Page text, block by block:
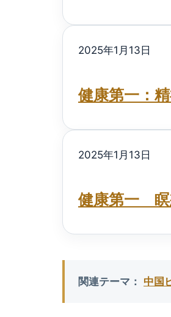
2025年1月13日
健康第一：
2025年1月13日
健康第一 瞑
関連テーマ： 中国